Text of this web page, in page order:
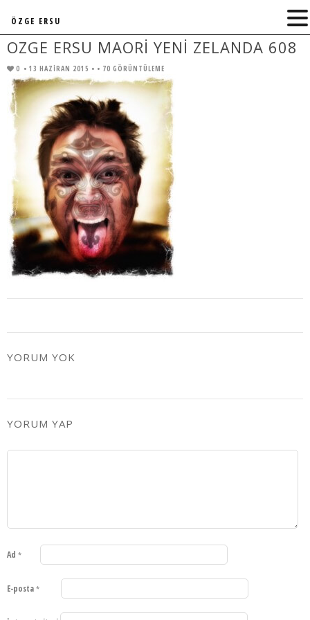
OZGE ERSU MAORI YENI ZELANDA 608
0 • 13 HAZIRAN 2015 • • 70 GÖRÜNTÜLEME
YORUM YOK
YORUM YAP
Ad *
E-posta *
ÖZGE ERSU